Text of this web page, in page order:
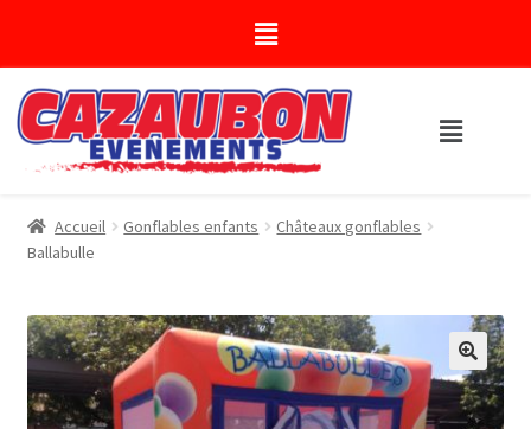
Accueil Gonflables enfants
Châteaux gonflables
Ballabulle